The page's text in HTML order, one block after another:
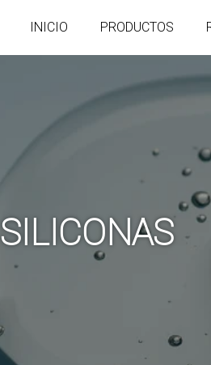
INICIO PRODUCTOS
SILICONAS